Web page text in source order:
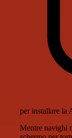
per installare la
Mentre navighi